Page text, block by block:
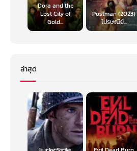
Dora and the
Lost City of
Gold...
Postman (2023)
ไปรษณีย์...
ล่าสุด